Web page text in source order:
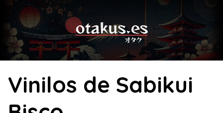
content
Vinilos de Sabikui